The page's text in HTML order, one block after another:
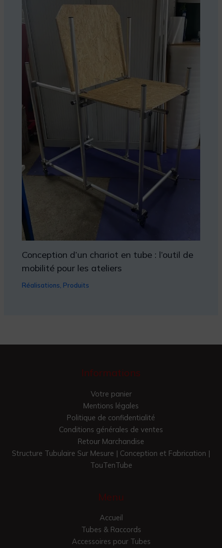
Conception d’un chariot en tube : l’outil de
mobilité pour les ateliers
Réalisations Produits
Informations
Votre panier
Mentions légales
Politique de confidentialité
Conditions générales de ventes
Retour Marchandise
Structure Tubulaire Sur Mesure | Conception et Fabrication |
TouTenTube
Menu
Accueil
Tubes & Raccords
Accessoires pour Tubes